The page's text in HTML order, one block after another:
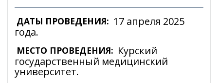
ДАТЫ ПРОВЕДЕНИЯ: 17 апреля 2025
года.
МЕСТО ПРОВЕДЕНИЯ: Курский
государственный медицинский
университет.